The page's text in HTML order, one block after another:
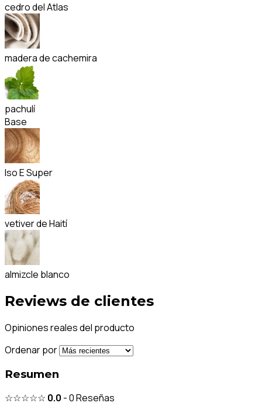
cedro del Atlas
madera de cachemira
pachulí
Base
Iso E Super
vetiver de Haití
almizcle blanco
Reviews de clientes
Opiniones reales del producto
Ordenar por
Resumen
☆☆☆☆☆ 0.0 -0Reseñas